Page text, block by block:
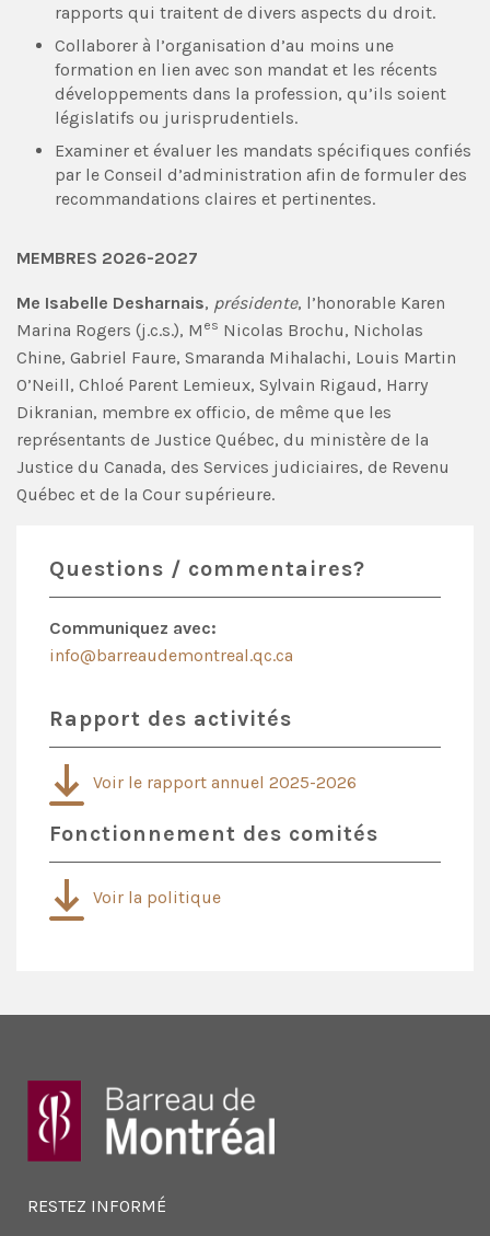
rapports qui traitent de divers aspects du droit.
Collaborer à l’organisation d’au moins une
formation en lien avec son mandat et les récents
développements dans la profession, qu’ils soient
législatifs ou jurisprudentiels.
Examiner et évaluer les mandats spécifiques confiés
par le Conseil d’administration afin de formuler des
recommandations claires et pertinentes.
MEMBRES 2026-2027
Me Isabelle Desharnais, présidente, l’honorable Karen
Marina Rogers (j.c.s.), M es Nicolas Brochu, Nicholas
Chine, Gabriel Faure, Smaranda Mihalachi, Louis Martin
O’Neill, Chloé Parent Lemieux, Sylvain Rigaud, Harry
Dikranian, membre ex officio, de même que les
représentants de Justice Québec, du ministère de la
Justice du Canada, des Services judiciaires, de Revenu
Québec et de la Cour supérieure.
Questions / commentaires?
Communiquez avec:
info@barreaudemontreal.qc.ca
Rapport des activités
Voir le rapport annuel 2025-2026
Fonctionnement des comités
Voir la politique
RESTEZ INFORMÉ